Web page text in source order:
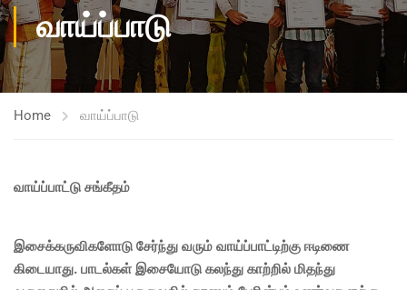
வாய்ப்பாடு
Home வாய்ப்பாடு
வாய்ப்பாட்டு சங்கீதம்
இசைக்கருவிகளோடு சேர்ந்து வரும் வாய்ப்பாட்டிற்கு ஈடிணை
கிடையாது. பாடல்கள் இசையோடு கலந்து காற்றில் மிதந்து